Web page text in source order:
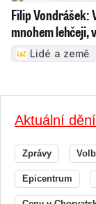
Filip Vondrášek:
mnohem lehčeji,
Lidé a země
Aktuální dění
Zprávy
Epicentrum